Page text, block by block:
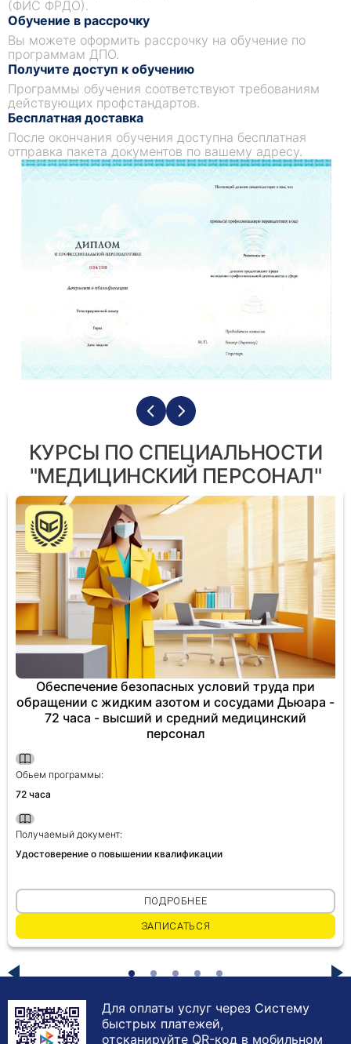
(ФИС ФРДО).
Обучение в рассрочку
Вы можете оформить рассрочку на обучение по
программам ДПО.
Получите доступ к обучению
Программы обучения соответствуют требованиям
действующих профстандартов.
Бесплатная доставка
После окончания обучения доступна бесплатная
отправка пакета документов по вашему адресу.
КУРСЫ ПО СПЕЦИАЛЬНОСТИ
"МЕДИЦИНСКИЙ ПЕРСОНАЛ"
Обеспечение безопасных условий труда при
обращении с жидким азотом и сосудами Дьюара -
72 часа - высший и средний медицинский
персонал
Обьем программы:
72 часа
Получаемый документ:
Удостоверение о повышении квалификации
ПОДРОБНЕЕ
ЗАПИСАТЬСЯ
Для оплаты услуг через Систему
быстрых платежей,
отсканируйте QR-код в мобильном